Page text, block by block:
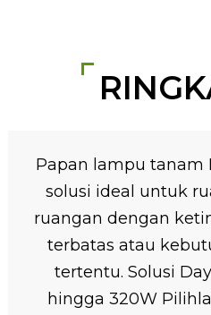
Papan lampu tanam
solusi ideal untuk
ruangan dengan
terbatas atau
tertentu. Solusi
hingga 320W